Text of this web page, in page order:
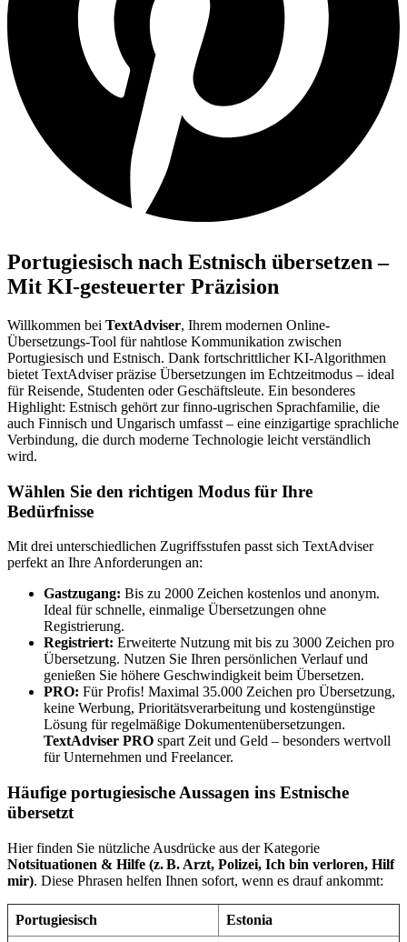
Portugiesisch nach Estnisch übersetzen –
Mit KI-gesteuerter Präzision
Willkommen bei TextAdviser, Ihrem modernen Online-
Übersetzungs-Tool für nahtlose Kommunikation zwischen
Portugiesisch und Estnisch. Dank fortschrittlicher KI-Algorithmen
bietet TextAdviser präzise Übersetzungen im Echtzeitmodus – ideal
für Reisende, Studenten oder Geschäftsleute. Ein besonderes
Highlight: Estnisch gehört zur finno-ugrischen Sprachfamilie, die
auch Finnisch und Ungarisch umfasst – eine einzigartige sprachliche
Verbindung, die durch moderne Technologie leicht verständlich
wird.
Wählen Sie den richtigen Modus für Ihre
Bedürfnisse
Mit drei unterschiedlichen Zugriffsstufen passt sich TextAdviser
perfekt an Ihre Anforderungen an:
Gastzugang: Bis zu 2000 Zeichen kostenlos und anonym.
Ideal für schnelle, einmalige Übersetzungen ohne
Registrierung.
Registriert: Erweiterte Nutzung mit bis zu 3000 Zeichen pro
Übersetzung. Nutzen Sie Ihren persönlichen Verlauf und
genießen Sie höhere Geschwindigkeit beim Übersetzen.
PRO: Für Profis! Maximal 35.000 Zeichen pro Übersetzung,
keine Werbung, Prioritätsverarbeitung und kostengünstige
Lösung für regelmäßige Dokumentenübersetzungen.
TextAdviser PRO spart Zeit und Geld – besonders wertvoll
für Unternehmen und Freelancer.
Häufige portugiesische Aussagen ins Estnische
übersetzt
Hier finden Sie nützliche Ausdrücke aus der Kategorie
Notsituationen & Hilfe (z. B. Arzt, Polizei, Ich bin verloren, Hilf
mir). Diese Phrasen helfen Ihnen sofort, wenn es drauf ankommt:
Portugiesisch Estonia